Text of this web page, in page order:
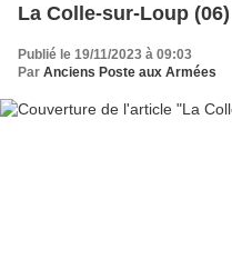
La Colle-sur-Loup (06)
Publié le 19/11/2023 à 09:03
Par Anciens Poste aux Armées